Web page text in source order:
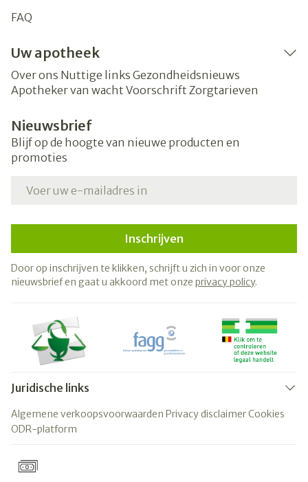
FAQ
Uw apotheek
Over ons Nuttige links Gezondheidsnieuws
Apotheker van wacht Voorschrift Zorgtarieven
Nieuwsbrief
Blijf op de hoogte van nieuwe producten en
promoties
Inschrijven
Door op inschrijven te klikken, schrijft u zich in voor onze
nieuwsbrief en gaat u akkoord met onze privacy policy.
Juridische links
Algemene verkoopsvoorwaarden Privacy disclaimerCookies
ODR-platform